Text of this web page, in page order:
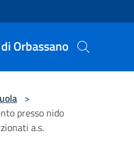
Orbassano
>
presso nido
a.s.